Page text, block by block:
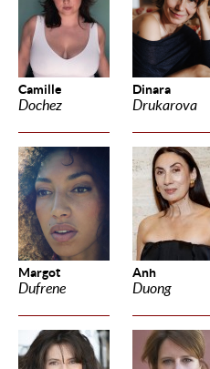
Camille
Dochez
Dinara
Drukarova
Margot
Dufrene
Anh
Duong